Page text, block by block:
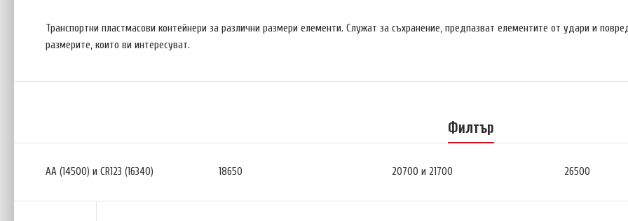
Транспортни пластмасови контейнери за различни размери елементи. Служат за съхранение, предпазват елементите от удари и
размерите, които ви интересуват.
Филтър
AA (14500) и CR123 (16340) 18650 20700 и 21700 26500